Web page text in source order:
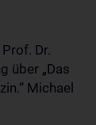
Dr.
über „Das
Michael